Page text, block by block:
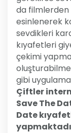
da
esinlenerek
sevdikleri
kıyafetleri
çekimi
gibi
Çiftler
Save The
Date